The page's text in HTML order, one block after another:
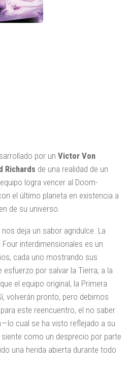
por un Victor Von
Richards de una realidad de un
logra vencer al Doom-
el último planeta en existencia a
de su universo.
deja un sabor agridulce. La
interdimensionales es un
cada uno mostrando sus
por salvar la Tierra; a la
el equipo original, la Primera
volverán pronto, pero debimos
este reencuentro, el no saber
lo cual se ha visto reflejado a su
siente como un desprecio por parte
una herida abierta durante todo